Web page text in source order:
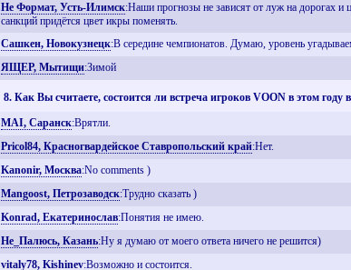
Не Формат, Усть-Илимск:Наши прогнозы не зависят от луж на дорогах и
санкций придётся цвет икры поменять.
Сашкен, Новокузнецк:В середине чемпионатов. Думаю, уровень
ЯЩЕР, Мытищи:Зимой
8. Как Вы считаете, состоится ли встреча игроков VOON в этом году
MAI, Саранск:Врятли.
Pricol84, Красногвардейское Ставропольский край:Нет.
Kanonir, Москва:No comments )
Mangoost, Петрозаводск:Трудно сказать )
Konrad, Екатеринослав:Понятия не имею.
Не_Палюсь, Казань:Ну я думаю от моего ответа ничего не решится)
vitaly78, Kishinev:Возможно и состоится.